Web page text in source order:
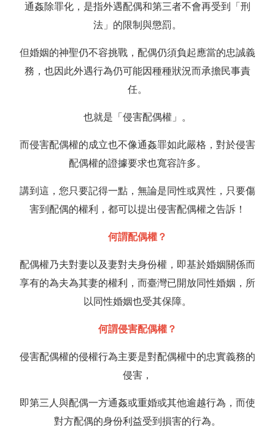
通姦除罪化，是指外遇配偶和第三者不會再受到「刑
法」的限制與懲罰。
但婚姻的神聖仍不容挑戰，配偶仍須負起應當的忠誠義
務，也因此外遇行為仍可能因種種狀況而承擔民事責
任。
也就是「侵害配偶權」。
而侵害配偶權的成立也不像通姦罪如此嚴格，對於侵害
配偶權的證據要求也寬容許多。
講到這，您只要記得一點，無論是同性或異性，只要傷
害到配偶的權利，都可以提出侵害配偶權之告訴！
何謂配偶權？
配偶權乃夫對妻以及妻對夫身份權，即基於婚姻關係而
享有的為夫為其妻的權利，而臺灣已開放同性婚姻，所
以同性婚姻也受其保障。
何謂侵害配偶權？
侵害配偶權的侵權行為主要是對配偶權中的忠實義務的
侵害，
即第三人與配偶一方通姦或重婚或其他逾越行為，而使
對方配偶的身份利益受到損害的行為。